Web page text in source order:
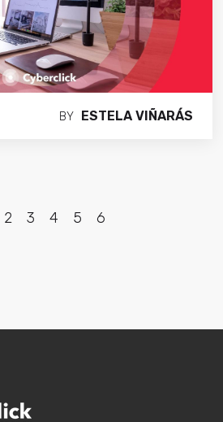
BY ESTELA VIÑARÁS
2 3 4 5 6